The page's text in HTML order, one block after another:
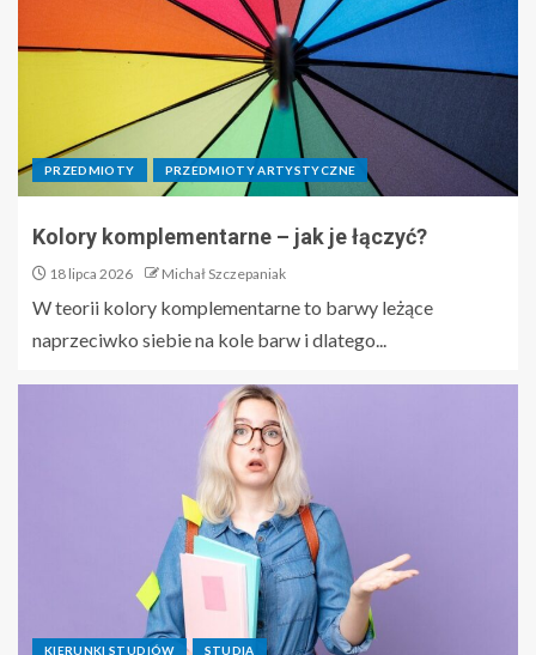
PRZEDMIOTY PRZEDMIOTY ARTYSTYCZNE
Kolory komplementarne – jak je łączyć?
18 lipca 2026 Michał Szczepaniak
W teorii kolory komplementarne to barwy leżące
naprzeciwko siebie na kole barw i dlatego...
KIERUNKI STUDIÓW STUDIA